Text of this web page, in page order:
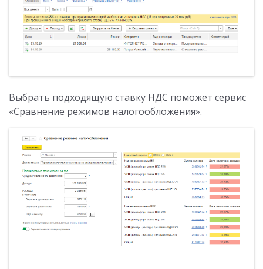
Выбрать подходящую ставку НДС поможет сервис
«Сравнение режимов налогообложения».